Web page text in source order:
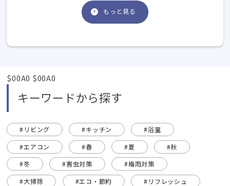
もっと見る
$00A0 $00A0
キーワードから探す
#リビング #キッチン
#浴室
#エアコン
#春 #夏
#秋
#冬
#害虫対策
#梅雨対策
#大掃除
#エコ・節約
#リフレッシュ